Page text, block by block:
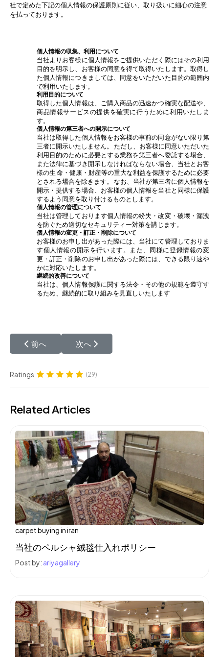
社で定めた下記の個人情報の保護原則に従い、取り扱いに細心の注意
を払っております。
個人情報の収集、利用について
当社よりお客様に個人情報をご提供いただく際にはその利用
目的を明示し、お客様の同意を得て取得いたします。取得し
た個人情報につきましては、同意をいただいた目的の範囲内
で利用いたします。
利用目的について
取得した個人情報は、ご購入商品の迅速かつ確実な配送や、
商品情報サービスの提供を確実に行うために利用いたしま
す。
個人情報の第三者への開示について
当社は取得した個人情報をお客様の事前の同意がない限り第
三者に開示いたしません。 ただし、お客様に同意いただいた
利用目的のために必要とする業務を第三者へ委託する場合、
また法律に基づき開示しなければならない場合、当社とお客
様の生 命・健康・財産等の重大な利益を保護するために必要
とされる場合を除きます。 なお、当社が第三者に個人情報を
開示・提供する場合、お客様の個人情報を当社と同様に保護
するよう同意を取り付けるものとします。
個人情報の管理について
当社は管理しております個人情報の紛失・改変・破壊・漏洩
を防ぐため適切なセキュリティー対策を講じます。
個人情報の変更・訂正・削除について
お客様のお申し出があった際には、当社にて管理しておりま
す個人情報の開示を行います。また、同様に登録情報の変
更・訂正・削除のお申し出があった際には、できる限り速や
かに対応いたします。
継続的改善について
当社は、個人情報保護に関する法令・その他の規範を遵守す
るため、継続的に取り組みを見直しいたします
前の記事へ: 特定商取引に関する表示
前へ 次の記事へ: 社長のごあいさつ
次へ
Ratings (29)
Related Articles
carpet buying in iran
当社のペルシャ絨毯仕入れポリシー
Post by: ariyagallery